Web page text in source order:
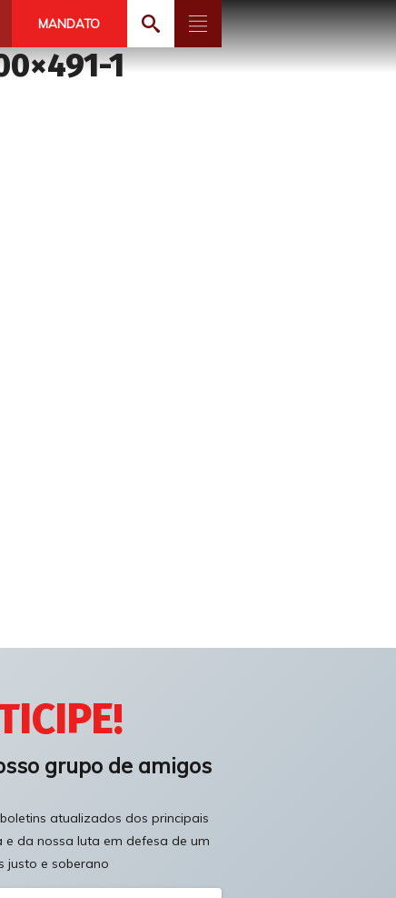
MANDATO
1
grupo de amigos
atualizados dos principais
da nossa luta em defesa de um
justo e soberano